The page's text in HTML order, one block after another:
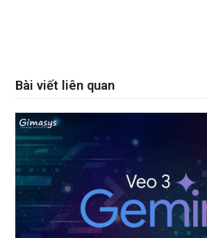
Bài viết liên quan